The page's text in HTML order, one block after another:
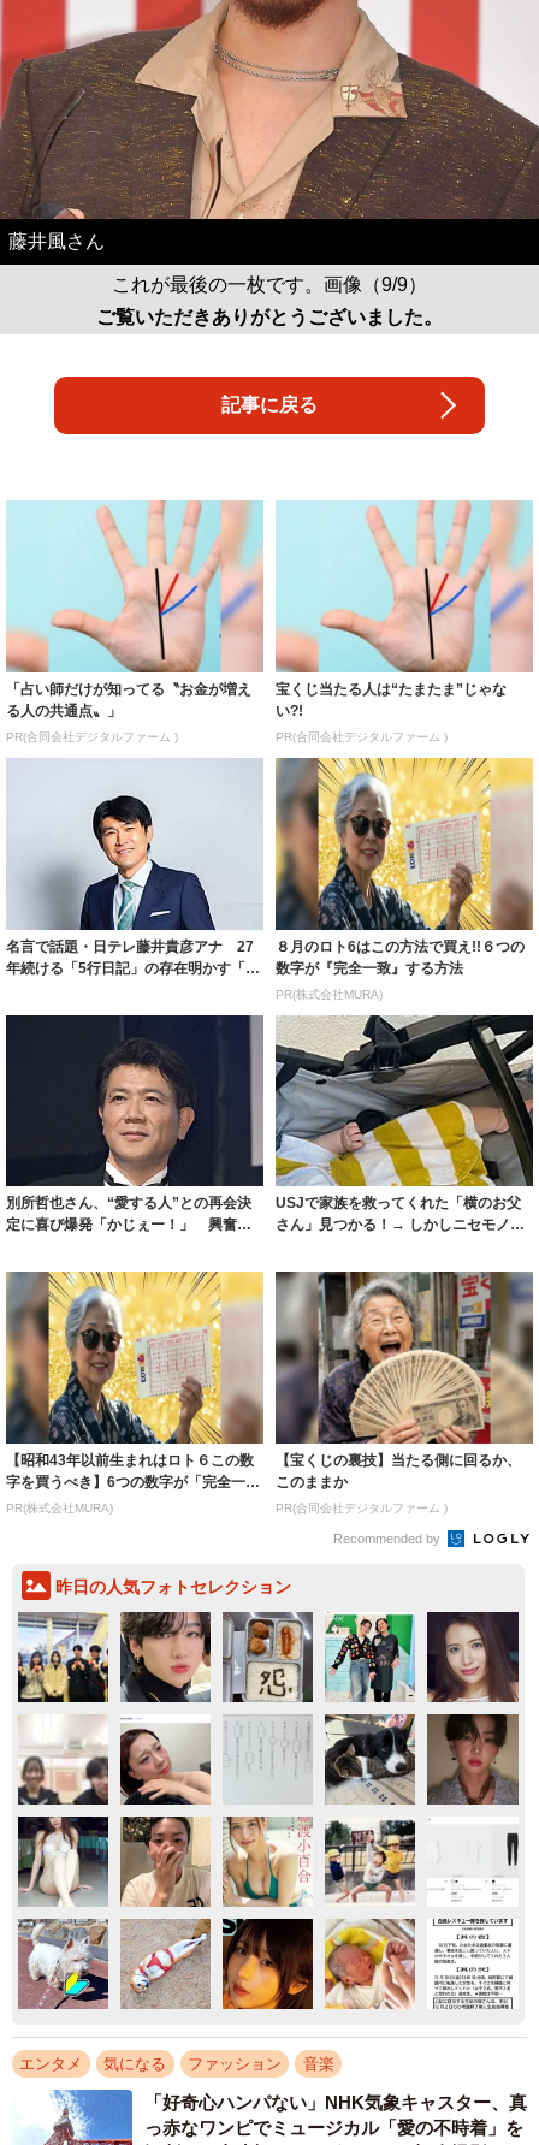
藤井風さん
これが最後の一枚です。画像（9/9）
ご覧いただきありがとうございました。
記事に戻る
「占い師だけが知ってる〝お金が増え
る人の共通点〟」
PR(合同会社デジタルファーム )
宝くじ当たる人は“たまたま”じゃな
い?!
PR(合同会社デジタルファーム )
名言で話題・日テレ藤井貴彦アナ 27
年続ける「5行日記」の存在明かす「日
８月のロト6はこの方法で買え!!６つの
数字が『完全一致』する方法
PR(株式会社MURA)
別所哲也さん、“愛する人”との再会決
定に喜び爆発「かじぇー！」 興奮し
USJで家族を救ってくれた「横のお父
さん」見つかる！→ しかしニセモノま
【昭和43年以前生まれはロト６この数
字を買うべき】6つの数字が「完全一
致」する方...
PR(株式会社MURA)
【宝くじの裏技】当たる側に回るか、
このままか
PR(合同会社デジタルファーム )
Recommended by
昨日の人気フォトセレクション
エンタメ 気になる ファッション 音楽
「好奇心ハンパない」NHK気象キャスター、真
っ赤なワンピでミュージカル「愛の不時着」を